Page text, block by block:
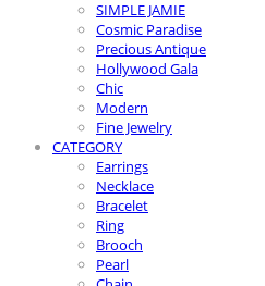
SIMPLE JAMIE
Cosmic Paradise
Precious Antique
Hollywood Gala
Chic
Modern
Fine Jewelry
CATEGORY
Earrings
Necklace
Bracelet
Ring
Brooch
Pearl